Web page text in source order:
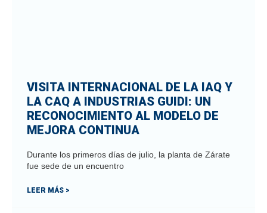
VISITA INTERNACIONAL DE LA IAQ Y
LA CAQ A INDUSTRIAS GUIDI: UN
RECONOCIMIENTO AL MODELO DE
MEJORA CONTINUA
Durante los primeros días de julio, la planta de Zárate
fue sede de un encuentro
LEER MÁS >